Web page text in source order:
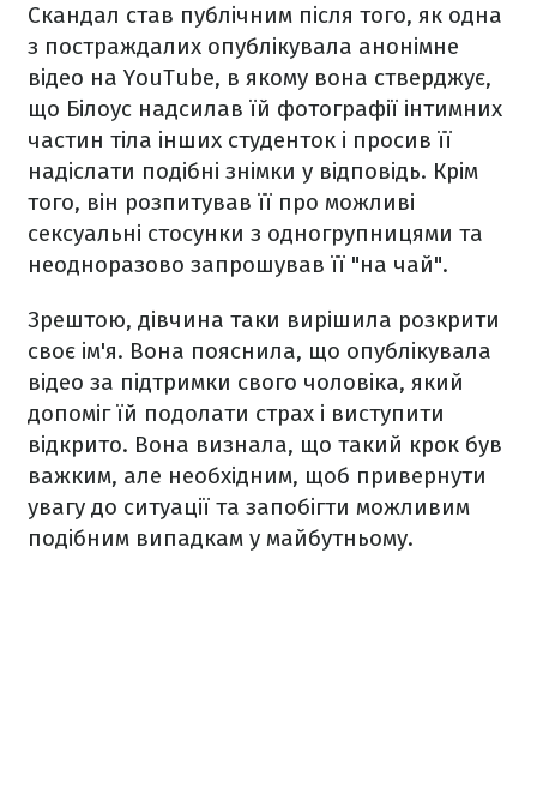
Скандал став публічним після того, як одна
з постраждалих опублікувала анонімне
відео на YouTube, в якому вона стверджує,
що Білоус надсилав їй фотографії інтимних
частин тіла інших студенток і просив її
надіслати подібні знімки у відповідь. Крім
того, він розпитував її про можливі
сексуальні стосунки з одногрупницями та
неодноразово запрошував її "на чай".
Зрештою, дівчина таки вирішила розкрити
своє ім'я. Вона пояснила, що опублікувала
відео за підтримки свого чоловіка, який
допоміг їй подолати страх і виступити
відкрито. Вона визнала, що такий крок був
важким, але необхідним, щоб привернути
увагу до ситуації та запобігти можливим
подібним випадкам у майбутньому.